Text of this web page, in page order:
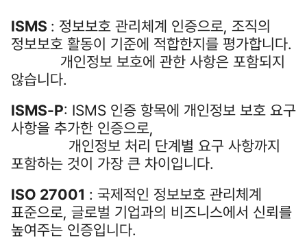
ISMS : 정보보호 관리체계 인증으로, 조직의
정보보호 활동이 기준에 적합한지를 평가합니다.
개인정보 보호에 관한 사항은 포함되지
않습니다.
ISMS‑P: ISMS 인증 항목에 개인정보 보호 요구
사항을 추가한 인증으로,
개인정보 처리 단계별 요구 사항까지
포함하는 것이 가장 큰 차이입니다.
ISO 27001 : 국제적인 정보보호 관리체계
표준으로, 글로벌 기업과의 비즈니스에서 신뢰를
높여주는 인증입니다.